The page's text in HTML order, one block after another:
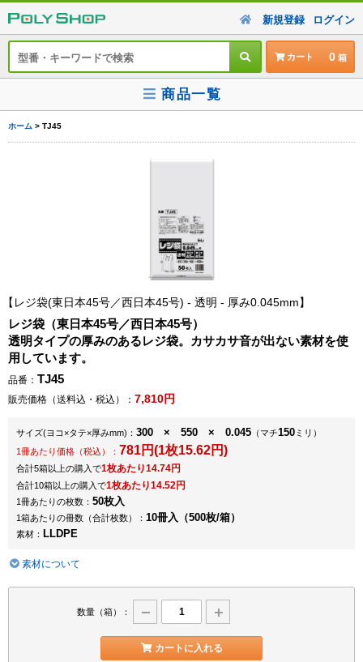
新規登録 ログイン
カート 0
商品一覧
ホーム > TJ45
レジ袋(東日本45号／西日本45号) - 透明 - 厚み0.045mm
レジ袋（東日本45号／西日本45号）
透明タイプの厚みのあるレジ袋。カサカサ音が出ない素材を使
用しています。
品番： TJ45
販売価格（送料込・税込）： 7,810円
サイズ(ヨコ×タテ×厚みmm) ： 300 × 550 × 0.045 （マチ150 ミリ）
1冊あたり価格（税込）： 781円(1枚15.62円)
合計5箱以上の購入で1枚あたり14.74円
合計10箱以上の購入で1枚あたり14.52円
1冊あたりの枚数： 50枚入
1箱あたりの冊数（合計枚数）： 10冊入（500枚/箱）
素材： LLDPE
素材について
数量（箱）：
カートに入れる